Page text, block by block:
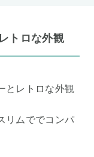
トロな外観
とレトロな外観
リムででコンパ